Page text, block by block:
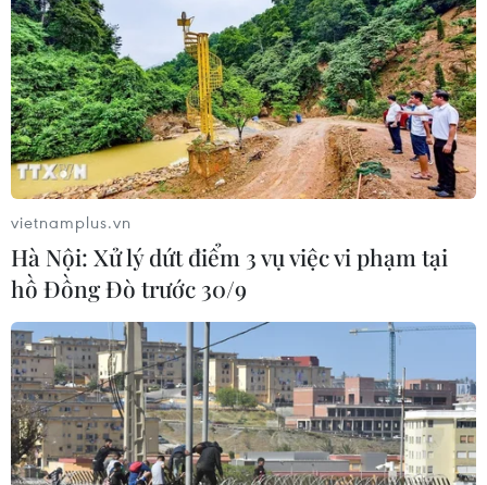
Trong bối cảnh có nhiều điểm đặc biệt, công tác tổ chức
thi tốt nghiệp THPT cần tuyệt đối đảm bảo an ninh, an
toàn, bảo mật; không được sáng tạo, ở tất cả các khâu
cần phải tuân thủ đúng quy chế.
vietnamplus.vn
Hà Nội: Xử lý dứt điểm 3 vụ việc vi phạm tại
hồ Đồng Đò trước 30/9